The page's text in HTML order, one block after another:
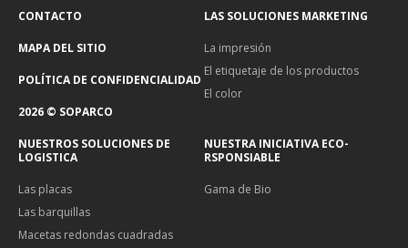
CONTACTO
MAPA DEL SITIO
POLÍTICA DE CONFIDENCIALIDAD
2026 © SOPARCO
LAS SOLUCIONES MARKETING
La impresión
El etiquetaje de los productos
El color
NUESTROS SOLUCIONES DE
LOGISTICA
Las placas
Las barquillas
Macetas redondas cuadradas
NUESTRA INICIATIVA ECO-
RSPONSIABLE
Gama de Bio